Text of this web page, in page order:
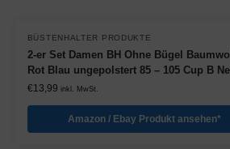
BÜSTENHALTER PRODUKTE
2-er Set Damen BH Ohne Bügel
Rot Blau ungepolstert 85 – 105 Cup B
€13,99 inkl. MwSt.
Amazon / Ebay Produkt ansehen*